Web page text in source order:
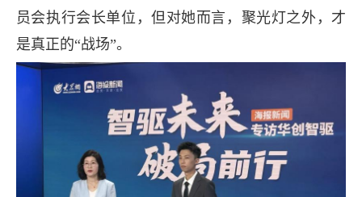
员会执行会长单位，但对她而言，聚光灯之外，才
是真正的“战场”。